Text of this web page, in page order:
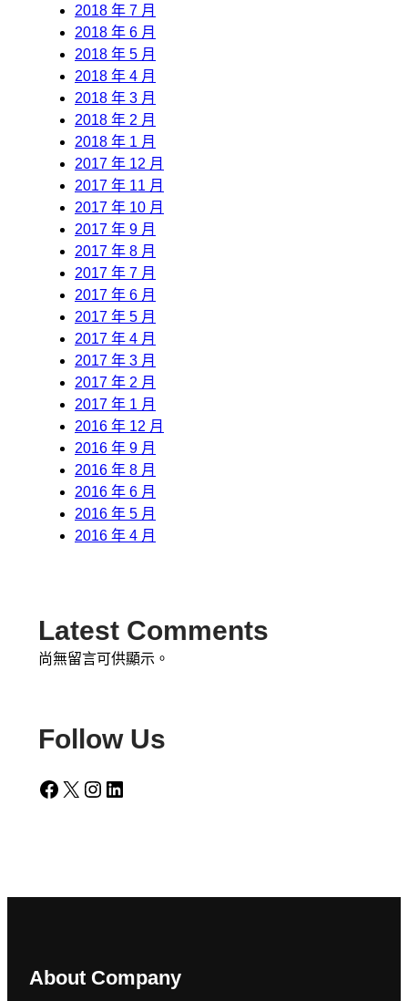
2018 年 7 月
2018 年 6 月
2018 年 5 月
2018 年 4 月
2018 年 3 月
2018 年 2 月
2018 年 1 月
2017 年 12 月
2017 年 11 月
2017 年 10 月
2017 年 9 月
2017 年 8 月
2017 年 7 月
2017 年 6 月
2017 年 5 月
2017 年 4 月
2017 年 3 月
2017 年 2 月
2017 年 1 月
2016 年 12 月
2016 年 9 月
2016 年 8 月
2016 年 6 月
2016 年 5 月
2016 年 4 月
Latest Comments
尚無留言可供顯示。
Follow Us
Facebook X Instagram LinkedIn
About Company